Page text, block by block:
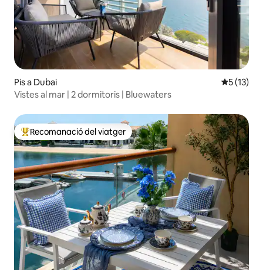
Pis a Dubai 5 de
5 (13)
Vistes al mar | 2 dormitoris | Bluewaters
Principals recomanacions dels viatgers
Recomanació del viatger